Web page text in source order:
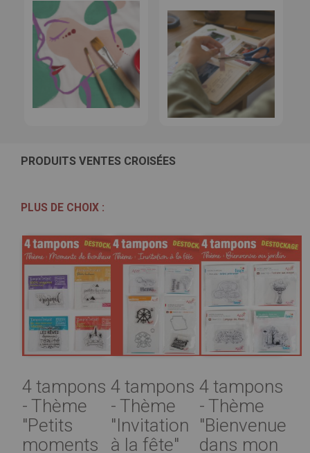
PRODUITS VENTES CROISÉES
PLUS DE CHOIX :
4 tampons
- Thème
"Petits
moments
4 tampons
- Thème
"Invitation
à la fête"
4 tampons
- Thème
"Bienvenue
dans mon